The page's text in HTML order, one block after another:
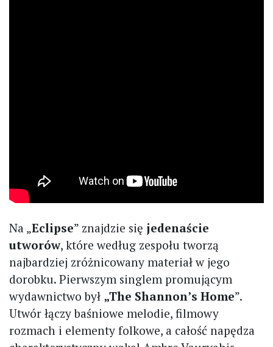
Na „Eclipse” znajdzie się jedenaście
utworów, które według zespołu tworzą
najbardziej zróżnicowany materiał w jego
dorobku. Pierwszym singlem promującym
wydawnictwo był „The Shannon’s Home”.
Utwór łączy baśniowe melodie, filmowy
rozmach i elementy folkowe, a całość napędza